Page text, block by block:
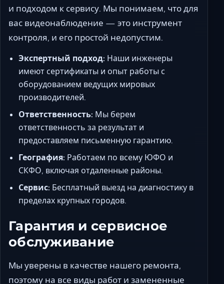
и подходом к сервису. Мы понимаем, что для
вас видеонаблюдение — это инструмент
контроля, и его простой недопустим.
Экспертный подход: Наши инженеры
имеют сертификаты и опыт работы с
оборудованием ведущих мировых
производителей.
Ответственность: Мы берем
ответственность за результат и
предоставляем письменную гарантию.
География: Работаем по всему ЮФО и
СКФО, включая отдаленные районы.
Сервис: Бесплатный выезд на диагностику в
пределах крупных городов.
Гарантия и сервисное
обслуживание
Мы уверены в качестве нашего ремонта,
поэтому на все виды работ и замененные